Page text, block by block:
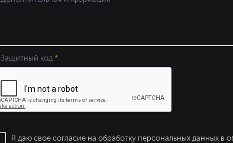
Защитный код *
Я даю свое согласие на обработку персональных данных в